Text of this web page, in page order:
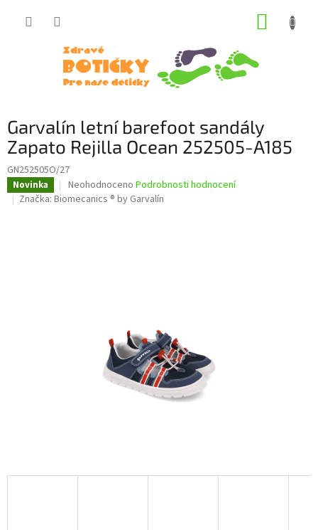
Garvalín letní barefoot sandály
Zapato Rejilla Ocean 252505-A185
GN252505O/27
Novinka
Průměrné
hodnocení
Neohodnoceno Podrobnosti hodnocení
Značka: Biomecanics ® by Garvalín